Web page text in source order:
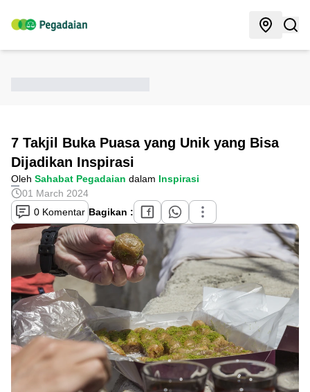
7 Takjil Buka Puasa yang Unik yang Bisa
Dijadikan Inspirasi
Oleh Sahabat Pegadaian dalam Inspirasi
01 March 2024
0 Komentar Bagikan :